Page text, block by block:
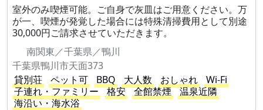
室外のみ喫煙可能。ご自身で灰皿はご用意ください。万
が一、喫煙が発覚した場合には特殊清掃費用として別途
30,000円ご請求させていただきます。
南関東／千葉県／鴨川
千葉県鴨川市天面373
貸別荘
ペット可 BBQ 大人数 おしゃれ
Wi-Fi
子連れ・ファミリー
格安 全館禁煙
温泉近隣
海沿い・海水浴